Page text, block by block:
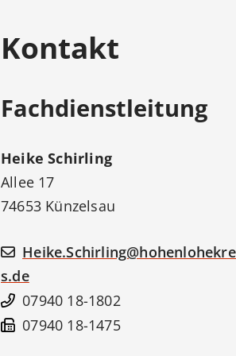
Kontakt
Fachdienstleitung
Heike Schirling
Allee 17
74653 Künzelsau
s.de
07940 18-1802
07940 18-1475